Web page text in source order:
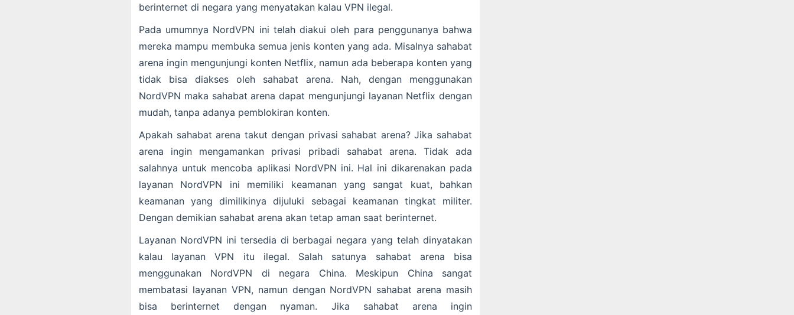
berinternet di negara yang menyatakan kalau VPN ilegal.
Pada umumnya NordVPN ini telah diakui oleh para penggunanya bahwa
mereka mampu membuka semua jenis konten yang ada. Misalnya sahabat
arena ingin mengunjungi konten Netflix, namun ada beberapa konten yang
tidak bisa diakses oleh sahabat arena. Nah, dengan menggunakan
NordVPN maka sahabat arena dapat mengunjungi layanan Netflix dengan
mudah, tanpa adanya pemblokiran konten.
Apakah sahabat arena takut dengan privasi sahabat arena? Jika sahabat
arena ingin mengamankan privasi pribadi sahabat arena. Tidak ada
salahnya untuk mencoba aplikasi NordVPN ini. Hal ini dikarenakan pada
layanan NordVPN ini memiliki keamanan yang sangat kuat, bahkan
keamanan yang dimilikinya dijuluki sebagai keamanan tingkat militer.
Dengan demikian sahabat arena akan tetap aman saat berinternet.
Layanan NordVPN ini tersedia di berbagai negara yang telah dinyatakan
kalau layanan VPN itu ilegal. Salah satunya sahabat arena bisa
menggunakan NordVPN di negara China. Meskipun China sangat
membatasi layanan VPN, namun dengan NordVPN sahabat arena masih
bisa berinternet dengan nyaman. Jika sahabat arena ingin